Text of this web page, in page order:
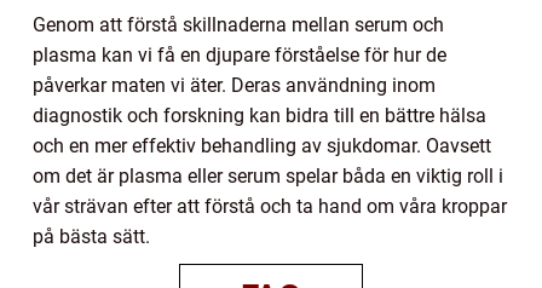
Genom att förstå skillnaderna mellan serum och
plasma kan vi få en djupare förståelse för hur de
påverkar maten vi äter. Deras användning inom
diagnostik och forskning kan bidra till en bättre hälsa
och en mer effektiv behandling av sjukdomar. Oavsett
om det är plasma eller serum spelar båda en viktig roll i
vår strävan efter att förstå och ta hand om våra kroppar
på bästa sätt.